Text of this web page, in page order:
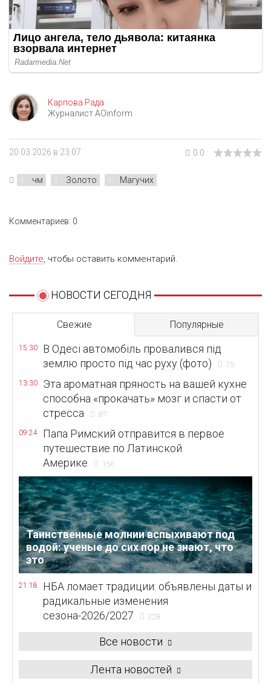
Карпова Рада
Журналист AOinform
20.03.2026 в 23:07 0.0
чм Золото Магучих
Комментариев: 0
Войдите, чтобы оставить комментарий.
НОВОСТИ СЕГОДНЯ
Свежие Популярные
15:30
В Одесі автомобіль провалився під
землю просто під час руху (фото)
75
13:30
Эта ароматная пряность на вашей кухне
способна «прокачать» мозг и спасти от
стресса
87
09:24
Папа Римский отправится в первое
путешествие по Латинской
Америке
156
Таинственные молнии вспыхивают под
водой: ученые до сих пор не знают, что
это
21:18
НБА ломает традиции: объявлены даты и
радикальные изменения
сезона-2026/2027
328
Все новости
Лента новостей